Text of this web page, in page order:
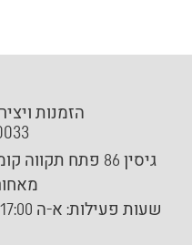
הזמנות
שעות פעילות: א-ה 10:00-17:00 ימי שישי 09:30-13:30